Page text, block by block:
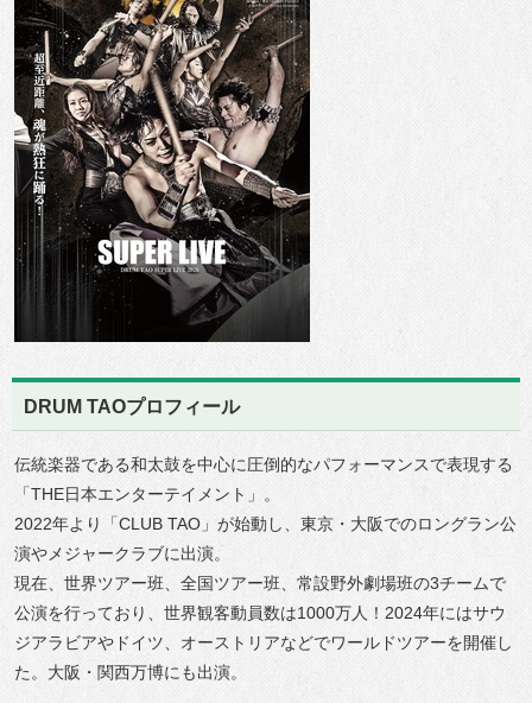
DRUM TAOプロフィール
伝統楽器である和太鼓を中心に圧倒的なパフォーマンスで表現する
「THE日本エンターテイメント」。
2022年より「CLUB TAO」が始動し、東京・大阪でのロングラン公
演やメジャークラブに出演。
現在、世界ツアー班、全国ツアー班、常設野外劇場班の3チームで
公演を行っており、世界観客動員数は1000万人！2024年にはサウ
ジアラビアやドイツ、オーストリアなどでワールドツアーを開催し
た。大阪・関西万博にも出演。